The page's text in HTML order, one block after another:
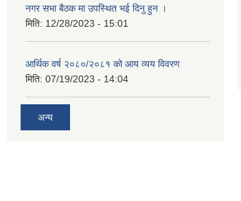
नगर सभा बैठक मा उपस्थित भई दिनु हुन ।
मिति: 12/28/2023 - 15:01
आर्थिक वर्ष २०८०/२०८१ को आय व्यय विवरण
मिति: 07/19/2023 - 14:04
अन्य